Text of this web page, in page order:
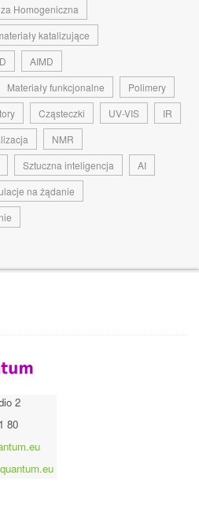
Homogeniczna
katalizujące
AIMD
Materiały funkcjonalne
Polimery
Cząsteczki UV-VIS
IR
NMR
Sztuczna inteligencja
AI
na żądanie